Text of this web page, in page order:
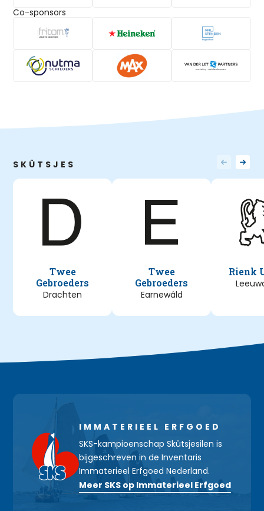
Co-sponsors
SKÛTSJES
Twee
Gebroeders
Drachten
Twee
Gebroeders
Earnewâld
Rienk
IMMATERIEEL ERFGOED
SKS-kampioenschap Skûtsjesilen is
bijgeschreven in de Inventaris
Immaterieel Erfgoed Nederland.
Meer SKS op Immaterieel Erfgoed